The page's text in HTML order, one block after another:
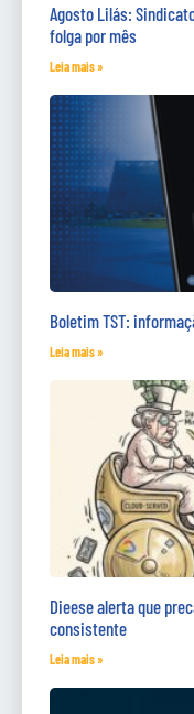
Agosto Lilás:
folga por mês
Leia mais »
Boletim TST:
Leia mais »
Dieese alerta que
consistente
Leia mais »